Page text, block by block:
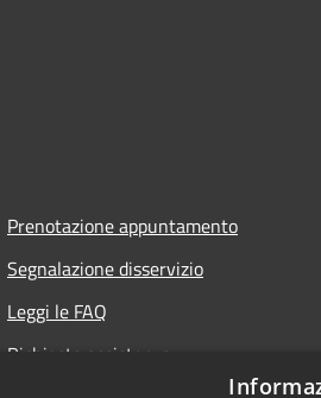
Prenotazione appuntamento
Segnalazione disservizio
Leggi le FAQ
Richiesta assistenza